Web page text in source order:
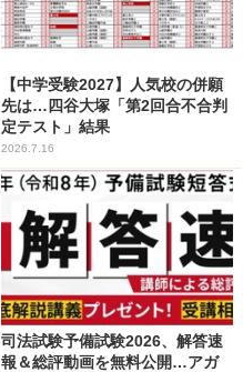
【中学受験2027】人気校の併願
先は…四谷大塚「第2回合不合判
定テスト」結果
2026.7.16
司法試験予備試験2026、解答速
報＆総評動画を無料公開…アガ